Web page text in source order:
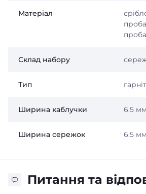
Матеріал
проба
Склад набору
Тип
Ширина каблучки 6.5 мм
Ширина сережок 6.5 мм
Питання та